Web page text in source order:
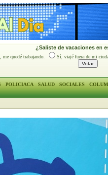
¿Saliste de vacaciones en
me quedé trabajando. Sí, viajé fuera de mi
POLICIACA SALUD SOCIALES